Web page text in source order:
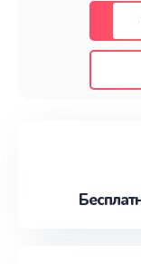
также
проведенных
наилучшим